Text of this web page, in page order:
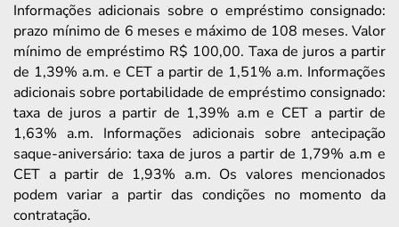
Informações adicionais sobre o empréstimo consignado:
prazo mínimo de 6 meses e máximo de 108 meses. Valor
mínimo de empréstimo R$ 100,00. Taxa de juros a partir
de 1,39% a.m. e CET a partir de 1,51% a.m. Informações
adicionais sobre portabilidade de empréstimo consignado:
taxa de juros a partir de 1,39% a.m e CET a partir de
1,63% a.m. Informações adicionais sobre antecipação
saque-aniversário: taxa de juros a partir de 1,79% a.m e
CET a partir de 1,93% a.m. Os valores mencionados
podem variar a partir das condições no momento da
contratação.